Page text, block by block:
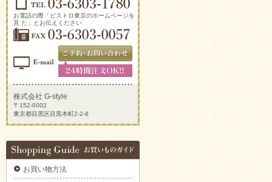
2025/09/29
新鮮トマトのカプレーゼをご注文いただきま
した。
2025/09/29
炙りサーモンのカルパッチョをご注文いただ
きました。
ラグジュアリーパーティプレートをご注文い
2025/09/29
デラックスミートプレートをご注文いただき
ました。
2025/09/29
お電話の際「ビストロ東京のホームページを
見 た」とお伝えください
株式会社 G-style
〒152-0002
東京都目黒区目黒本町2-2-8
お買い物方法